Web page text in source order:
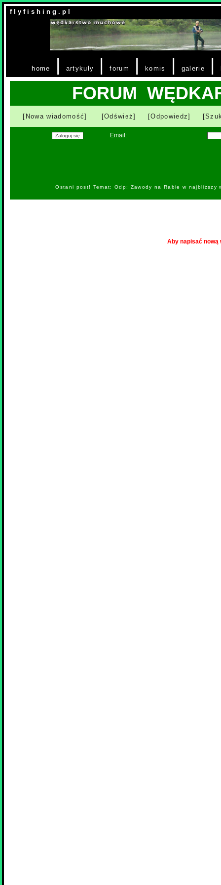
f l y f i s h i n g . p l
home | artykuły |forum | komis | galerie |
FORUM
[Nowa wiadomość] [Odśwież] [Odpowiedz]
Email:
Ostani post! Temat: Odp: Zawody na Rabie w
Aby napisać nową